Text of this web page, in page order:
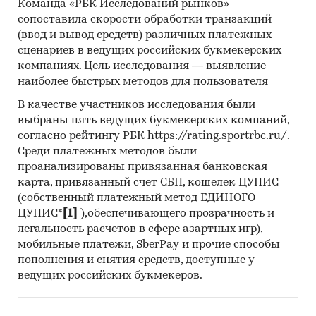
- Прочие сухие сливки и молоко без
подсластителей с содержанием жира более
27% в упаковках не более 2,5 кг
- Прочие сухие сливки и молоко без
подсластителей с содержанием жира более
- Сухое молоко для грудных детей в упаковке
массой не более 500 г с содержанием жира
более 10%
- Прочие сухие сливки и молоко с
содержанием жира не более 27% в упаковках
не более 2,5 кг
- Прочие сухие сливки и молоко с
содержанием жира не более 27%
- Прочие сухие сливки и молоко с
содержанием жира более 27%
Команда «РБК Исследований рынков»
сопоставила скорости обработки транзакций
(ввод и вывод средств) различных платежных
сценариев в ведущих российских букмекерских
компаниях. Цель исследования — выявление
наиболее быстрых методов для пользователя
В качестве участников исследования были
выбраны пять ведущих букмекерских компаний,
согласно рейтингу РБК https://rating.sportrbc.ru/.
Среди платежных методов были
проанализированы привязанная банковская
карта, привязанный счет СБП, кошелек ЦУПИС
(собственный платежный метод ЕДИНОГО
ЦУПИС* [1]
),обеспечивающего прозрачность и
легальность расчетов в сфере азартных игр),
мобильные платежи, SberPay и прочие способы
пополнения и снятия средств, доступные у
ведущих российских букмекеров.